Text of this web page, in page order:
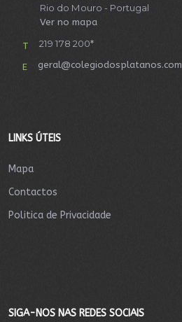
Rio do Mouro - Portugal
Ver no mapa
T 219 178 200*
E geral@colegiodosplatanos.com
LINKS ÚTEIS
Mapa
Contactos
Politica de Privacidade
SIGA-NOS NAS REDES SOCIAIS